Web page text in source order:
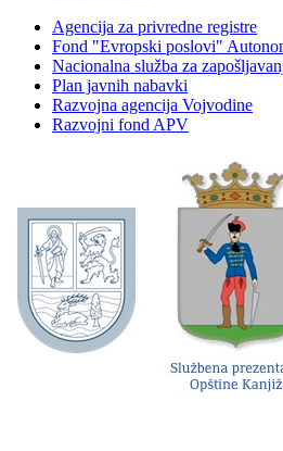
Agencija za privredne registre
Fond "Evropski poslovi"
Nacionalna služba za
Plan javnih nabavki
Razvojna agencija Vojvodine
Razvojni fond APV